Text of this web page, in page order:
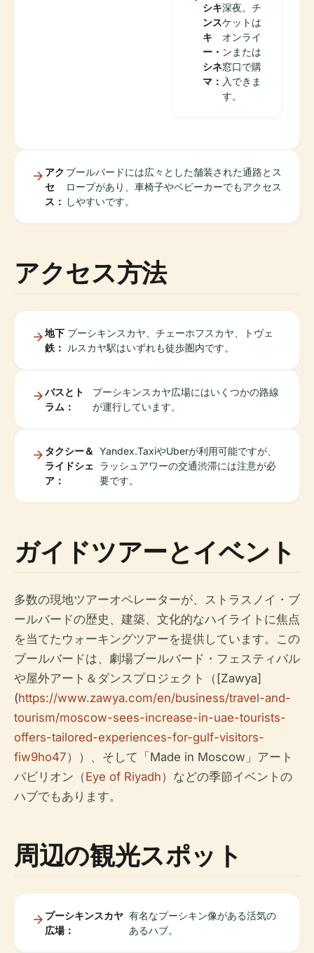
シキ
ンス
キ
ー・
シネ
マ：
深夜。チ
ケットは
オンライ
ンまたは
窓口で購
入できま
す。
アク
セ
ス：
ブールバードには広々とした舗装された通路とス
ロープがあり、車椅子やベビーカーでもアクセス
しやすいです。
アクセス方法
地下
鉄：
プーシキンスカヤ、チェーホフスカヤ、トヴェ
ルスカヤ駅はいずれも徒歩圏内です。
バスとト
ラム：
プーシキンスカヤ広場にはいくつかの路線
が運行しています。
タクシー＆
ライドシェ
ア：
Yandex.TaxiやUberが利用可能ですが、
ラッシュアワーの交通渋滞には注意が必
要です。
ガイドツアーとイベント
多数の現地ツアーオペレーターが、ストラスノイ・ブ
ールバードの歴史、建築、文化的なハイライトに焦点
を当てたウォーキングツアーを提供しています。この
ブールバードは、劇場ブールバード・フェスティバル
や屋外アート＆ダンスプロジェクト（[Zawya]
(https://www.zawya.com/en/business/travel-and-
tourism/moscow-sees-increase-in-uae-tourists-
offers-tailored-experiences-for-gulf-visitors-
fiw9ho47））、そして「Made in Moscow」アート
パビリオン（Eye of Riyadh）などの季節イベントの
ハブでもあります。
周辺の観光スポット
プーシキンスカヤ
広場：
有名なプーシキン像がある活気の
あるハブ。